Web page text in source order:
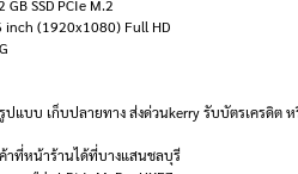
GB SSD PCIe M.2
inch (1920x1080) Full HD
ปแบบ เก็บปลายทาง ส่งด่วนkerry รับบัตรเครดิต
าที่หน้าร้านได้ที่บางแสนชลบุรี